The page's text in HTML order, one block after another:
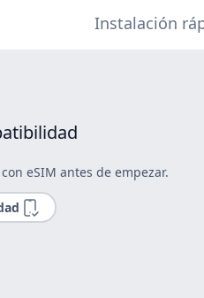
Instalación
eSIM antes de empezar.